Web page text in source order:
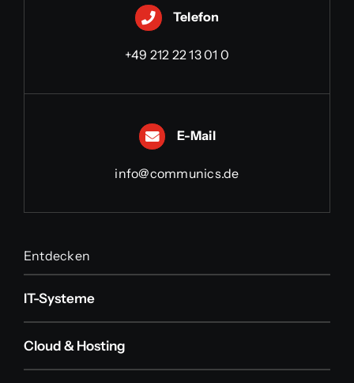
Telefon
+49 212 22 13 01 0
E-Mail
info@communics.de
Entdecken
IT-Systeme
Cloud & Hosting